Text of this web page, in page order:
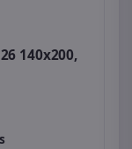
140x200,